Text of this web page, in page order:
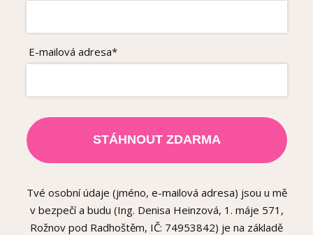
E-mailová adresa*
STÁHNOUT ZDARMA
Tvé osobní údaje (jméno, e-mailová adresa) jsou u mě
v bezpečí a budu (Ing. Denisa Heinzová, 1. máje 571,
Rožnov pod Radhoštěm, IČ: 74953842) je na základě